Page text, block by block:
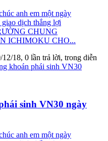
anh em một ngày
dịch thắng lợi
CHUNG
ICHIMOKU CHO...
12/18, 0 lần trả lời, trong diễn
khoán phái sinh VN30
sinh VN30 ngày
anh em một ngày